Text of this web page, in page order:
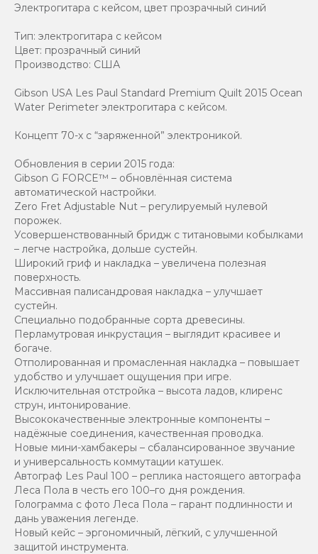
Электрогитара с кейсом, цвет прозрачный синий
Тип: электрогитара с кейсом
Цвет: прозрачный синий
Производство: США
Gibson USA Les Paul Standard Premium Quilt 2015 Ocean
Water Perimeter электрогитара с кейсом.
Концепт 70-х с “заряженной” электроникой.
Обновления в серии 2015 года:
Gibson G FORCE™ – обновлённая система
автоматической настройки.
Zero Fret Adjustable Nut – регулируемый нулевой
порожек.
Усовершенствованный бридж с титановыми кобылками
– легче настройка, дольше сустейн.
Широкий гриф и накладка – увеличена полезная
поверхность.
Массивная палисандровая накладка – улучшает
сустейн.
Специально подобранные сорта древесины.
Перламутровая инкрустация – выглядит красивее и
богаче.
Отполированная и промасленная накладка – повышает
удобство и улучшает ощущения при игре.
Исключительная отстройка – высота ладов, клиренс
струн, интонирование.
Высококачественные электронные компоненты –
надёжные соединения, качественная проводка.
Новые мини-хамбакеры – сбалансированное звучание
и универсальность коммутации катушек.
Автограф Les Paul 100 – реплика настоящего автографа
Леса Пола в честь его 100–го дня рождения.
Голограмма с фото Леса Пола – гарант подлинности и
дань уважения легенде.
Новый кейс – эргономичный, лёгкий, с улучшенной
защитой инструмента.